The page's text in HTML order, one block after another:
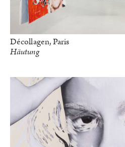
Décollagen, Paris
Häutung